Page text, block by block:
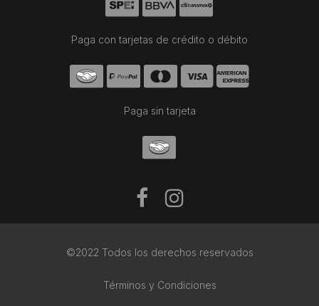
Paga con tarjetas de crédito o débito
Paga sin tarjeta
©2022 Todos los derechos reservados
Términos y Condiciones